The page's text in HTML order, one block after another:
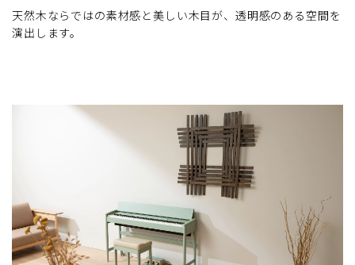
天然木ならではの素材感と美しい木目が、透明感のある空間を
演出します。